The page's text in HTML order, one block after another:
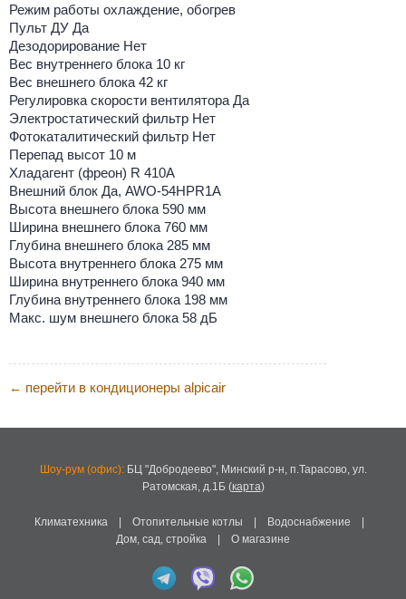
Режим работы охлаждение, обогрев
Пульт ДУ Да
Дезодорирование Нет
Вес внутреннего блока 10 кг
Вес внешнего блока 42 кг
Регулировка скорости вентилятора Да
Электростатический фильтр Нет
Фотокаталитический фильтр Нет
Перепад высот 10 м
Хладагент (фреон) R 410A
Внешний блок Да, AWO-54HPR1A
Высота внешнего блока 590 мм
Ширина внешнего блока 760 мм
Глубина внешнего блока 285 мм
Высота внутреннего блока 275 мм
Ширина внутреннего блока 940 мм
Глубина внутреннего блока 198 мм
Макс. шум внешнего блока 58 дБ
← перейти в кондиционеры alpicair
Шоу-рум (офис):БЦ "Добродеево", Минский р-н, п.Тарасово, ул.
Ратомская, д.1Б(карта)
Климатехника | Отопительные котлы | Водоснабжение |
Дом, сад, стройка | О магазине